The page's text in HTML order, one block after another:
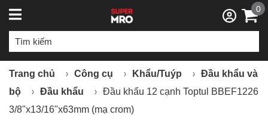
0
Trang chủ Công cụ Khẩu/Tuýp
Đầu khẩu và
bộ
Đầu khẩu
Đầu khẩu 12 cạnh Toptul BBEF1226
3/8"x13/16"x63mm (mạ crom)